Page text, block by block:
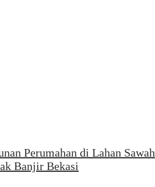
Perumahan di Lahan Sawah
Banjir Bekasi